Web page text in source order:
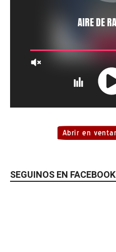
SEGUINOS EN FACEBOOK